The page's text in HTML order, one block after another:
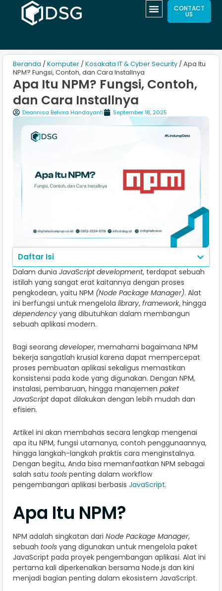
CONTACT
US
Beranda / Komputer / Kosakata IT & Cyber Security / Apa Itu
NPM? Fungsi, Contoh, dan Cara Installnya
Apa Itu NPM? Fungsi, Contoh,
dan Cara Installnya
Deannisa Belvira Handayanti September 18, 2025
Daftar Isi
Dalam dunia JavaScript development, terdapat sebuah
istilah yang sangat erat kaitannya dengan proses
pengkodean, yaitu NPM (Node Package Manager). Alat
ini berfungsi untuk mengelola library, framework, hingga
dependency yang dibutuhkan dalam membangun
sebuah aplikasi modern.
Bagi seorang developer, memahami bagaimana NPM
bekerja sangatlah krusial karena dapat mempercepat
proses pembuatan aplikasi sekaligus memastikan
konsistensi pada kode yang digunakan. Dengan NPM,
instalasi, pembaruan, hingga manajemen paket
JavaScriptdapat dilakukan dengan lebih mudah dan
efisien.
Artikel ini akan membahas secara lengkap mengenai
apa itu NPM, fungsi utamanya, contoh penggunaannya,
hingga langkah-langkah praktis cara menginstalnya.
Dengan begitu, Anda bisa memanfaatkan NPM sebagai
salah satu tools penting dalam workflow
pengembangan aplikasi berbasis JavaScript.
Apa Itu NPM?
NPM adalah singkatan dari Node Package Manager,
sebuah tools yang digunakan untuk mengelola paket
JavaScript pada proyek pengembangan aplikasi. Alat ini
pertama kali diperkenalkan bersama Node.js dan kini
menjadi bagian penting dalam ekosistem JavaScript.